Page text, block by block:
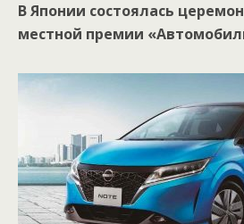
В Японии состоялась
местной премии